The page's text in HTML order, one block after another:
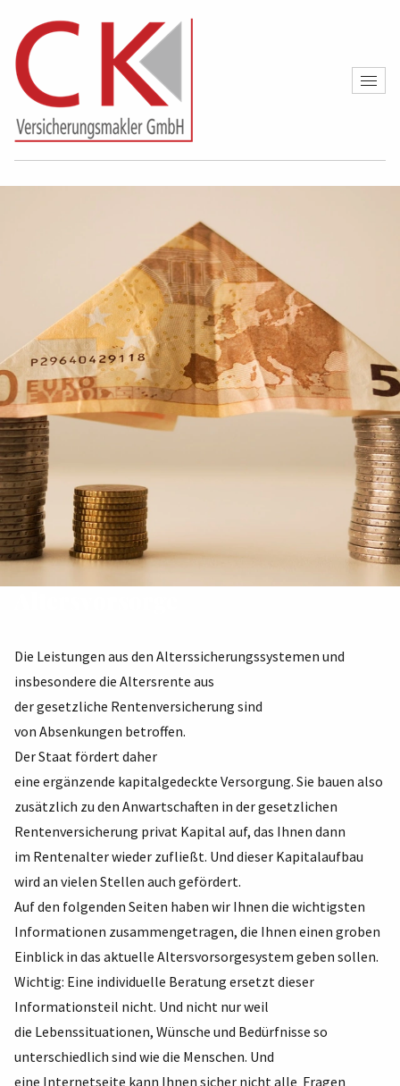
Die Leistungen aus den Alterssicherungssystemen und
insbesondere die Altersrente aus
der gesetzliche Rentenversicherung sind
von Absenkungen betroffen.
Der Staat fördert daher
eine ergänzende kapitalgedeckte Versorgung. Sie bauen also
zusätzlich zu den Anwartschaften in der gesetzlichen
Rentenversicherung privat Kapital auf, das Ihnen dann
im Rentenalter wieder zufließt. Und dieser Kapitalaufbau
wird an vielen Stellen auch gefördert.
Auf den folgenden Seiten haben wir Ihnen die wichtigsten
Informationen zusammengetragen, die Ihnen einen groben
Einblick in das aktuelle Altersvorsorgesystem geben sollen.
Wichtig: Eine individuelle Beratung ersetzt dieser
Informationsteil nicht. Und nicht nur weil
die Lebenssituationen, Wünsche und Bedürfnisse so
unterschiedlich sind wie die Menschen. Und
eine Internetseite kann Ihnen sicher nicht alle Fragen